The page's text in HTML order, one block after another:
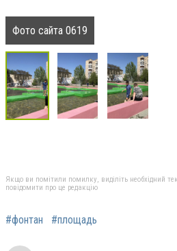
Фото сайта 0619
Якщо ви помітили помилку, виділіть необхідний
повідомити про це редакцію
#фонтан #площадь